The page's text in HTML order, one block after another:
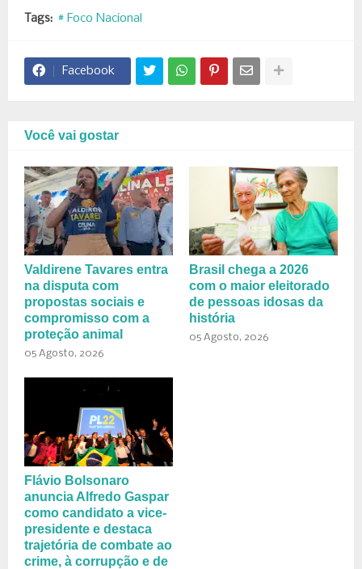
Tags: # Foco Nacional
Facebook
Você vai gostar
Valdirene Tavares entra
na disputa com
propostas sociais e
compromisso com a
proteção animal
05 Agosto, 2026
Brasil chega a 2026
com o maior eleitorado
de pessoas idosas da
história
05 Agosto, 2026
Flávio Bolsonaro
anuncia Alfredo Gaspar
como candidato a vice-
presidente e destaca
trajetória de combate ao
crime, à corrupção e de